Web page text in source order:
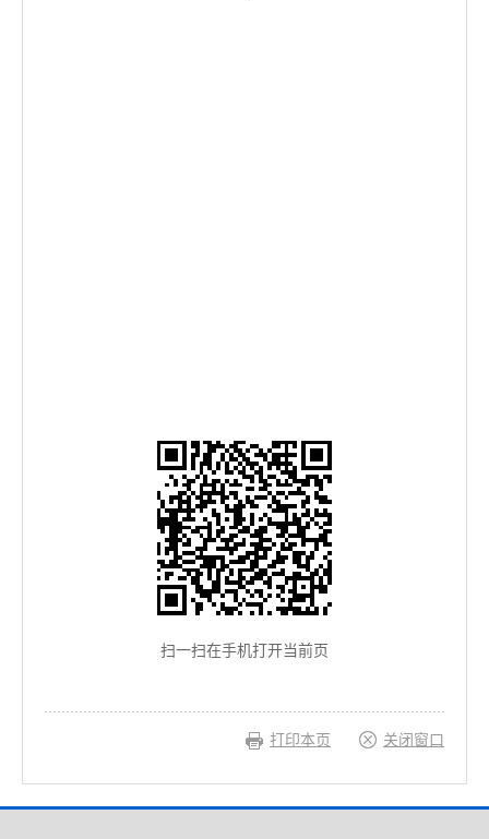
扫一扫在手机打开当前页
打印本页 关闭窗口